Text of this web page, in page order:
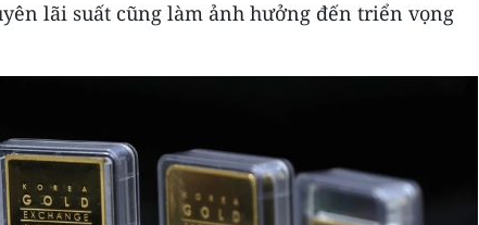
lãi suất cũng làm ảnh hưởng đến triển vọng